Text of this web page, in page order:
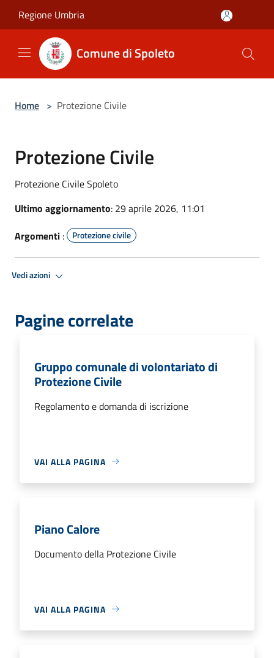
Regione Umbria
Comune di Spoleto
Home > Protezione Civile
Protezione Civile
Protezione Civile Spoleto
Ultimo aggiornamento: 29 aprile 2026, 11:01
Argomenti : Protezione civile
Vedi azioni
Pagine correlate
Gruppo comunale di volontariato di
Protezione Civile
Regolamento e domanda di iscrizione
VAI ALLA PAGINA
Piano Calore
Documento della Protezione Civile
VAI ALLA PAGINA